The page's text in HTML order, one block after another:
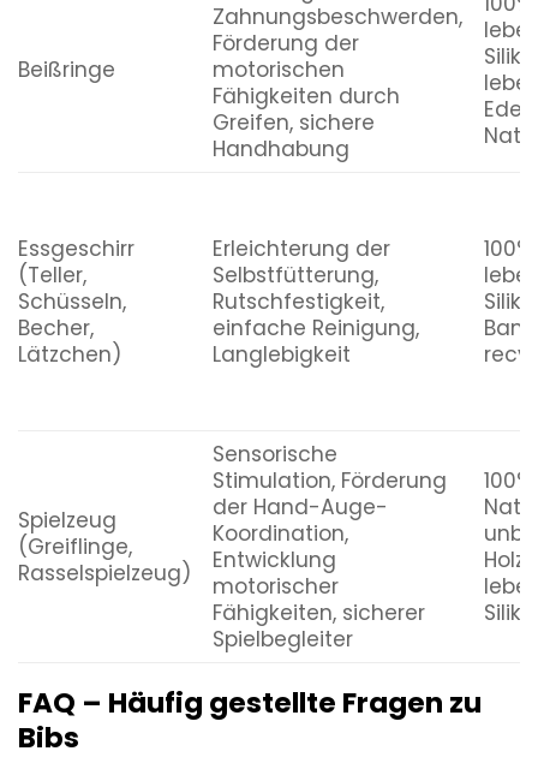
Beißringe
Zahnungsbeschwerden,
Förderung der
motorischen
Fähigkeiten durch
Greifen, sichere
Handhabung
Essgeschirr
(Teller,
Schüsseln,
Becher,
Lätzchen)
Erleichterung der
Selbstfütterung,
Rutschfestigkeit,
einfache Reinigung,
Langlebigkeit
100%
Spielzeug
(Greiflinge,
Rasselspielzeug)
Sensorische
Stimulation, Förderung
der Hand-Auge-
Koordination,
Entwicklung
motorischer
Fähigkeiten, sicherer
Spielbegleiter
100%
Holz
FAQ – Häufig gestellte Fragen zu
Bibs